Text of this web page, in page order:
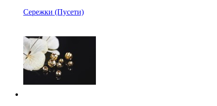
Сережки (Пусети)